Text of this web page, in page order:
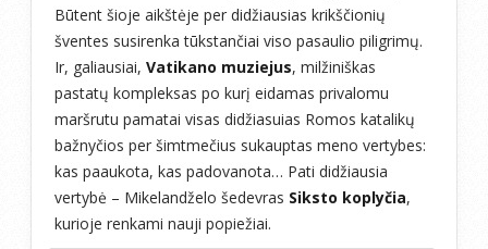
Būtent šioje aikštėje per didžiausias krikščionių
šventes susirenka tūkstančiai viso pasaulio piligrimų.
Ir, galiausiai, Vatikano muziejus, milžiniškas
pastatų kompleksas po kurį eidamas privalomu
maršrutu pamatai visas didžiasuias Romos katalikų
bažnyčios per šimtmečius sukauptas meno vertybes:
kas paaukota, kas padovanota… Pati didžiausia
vertybė – Mikelandželo šedevras Siksto koplyčia,
kurioje renkami nauji popiežiai.